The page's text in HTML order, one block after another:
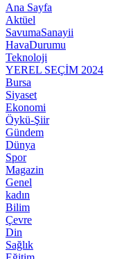
Ana Sayfa
Aktüel
SavumaSanayii
HavaDurumu
Teknoloji
YEREL SEÇİM 2024
Bursa
Siyaset
Ekonomi
Öykü-Şiir
Gündem
Dünya
Spor
Magazin
Genel
kadın
Bilim
Çevre
Din
Sağlık